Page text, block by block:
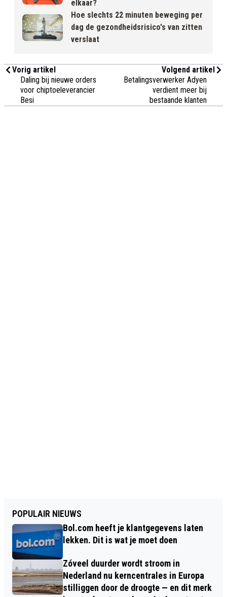
elkaar?
Hoe slechts 22 minuten beweging per
dag de gezondheidsrisico's van zitten
verslaat
Vorig artikel
Daling bij nieuwe orders
voor chiptoeleverancier
Besi
Volgend artikel
Betalingsverwerker Adyen
verdient meer bij
bestaande klanten
POPULAIR NIEUWS
Bol.com heeft je klantgegevens laten
lekken. Dit is wat je moet doen
Zóveel duurder wordt stroom in
Nederland nu kerncentrales in Europa
stilliggen door de droogte — en dit merk